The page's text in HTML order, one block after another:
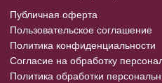
Публичная оферта
Пользовательское соглашение
Политика конфиденциальности
Согласие на обработку
Политика обработки